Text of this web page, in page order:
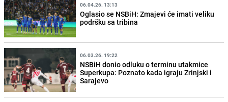
06.04.26. 13:13
Oglasio se NSBiH: Zmajevi će imati veliku
podršku sa tribina
06.03.26. 19:22
NSBiH donio odluku o terminu utakmice
Superkupa: Poznato kada igraju Zrinjski i
Sarajevo